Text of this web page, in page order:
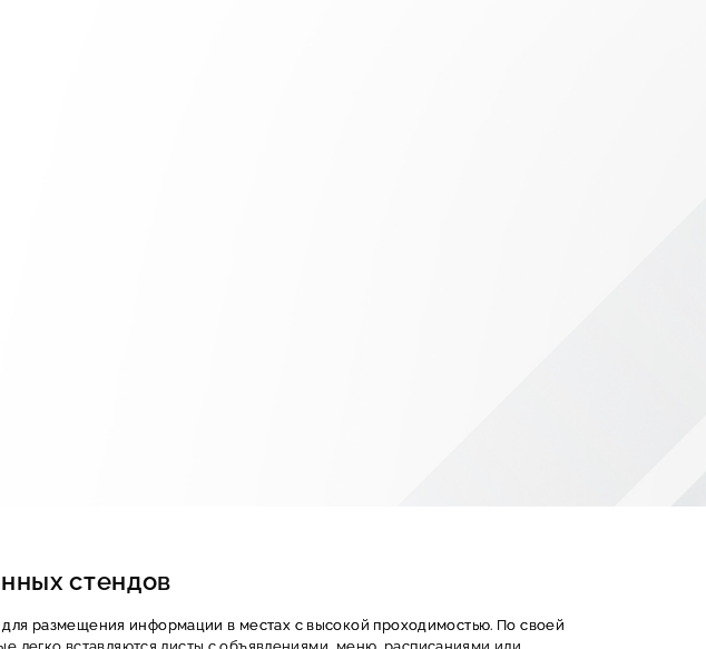
стендов
размещения информации в местах с высокой проходимостью. По своей